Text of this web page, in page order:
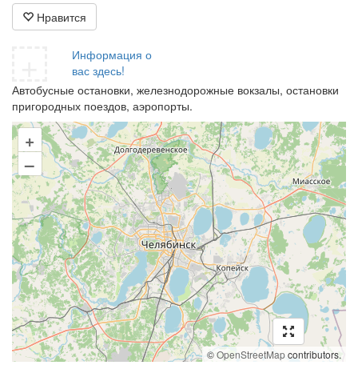
Нравится
Информация о
вас здесь!
Автобусные остановки, железнодорожные вокзалы, остановки
пригородных поездов, аэропорты.
+
–
©OpenStreetMapcontributors.